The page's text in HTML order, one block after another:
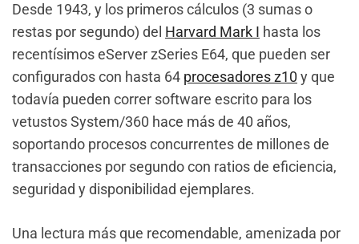
Desde 1943, y los primeros cálculos (3 sumas o
restas por segundo) del Harvard Mark I hasta los
recentísimos eServer zSeries E64, que pueden ser
configurados con hasta 64 procesadores z10 y que
todavía pueden correr software escrito para los
vetustos System/360 hace más de 40 años,
soportando procesos concurrentes de millones de
transacciones por segundo con ratios de eficiencia,
seguridad y disponibilidad ejemplares.
Una lectura más que recomendable, amenizada por